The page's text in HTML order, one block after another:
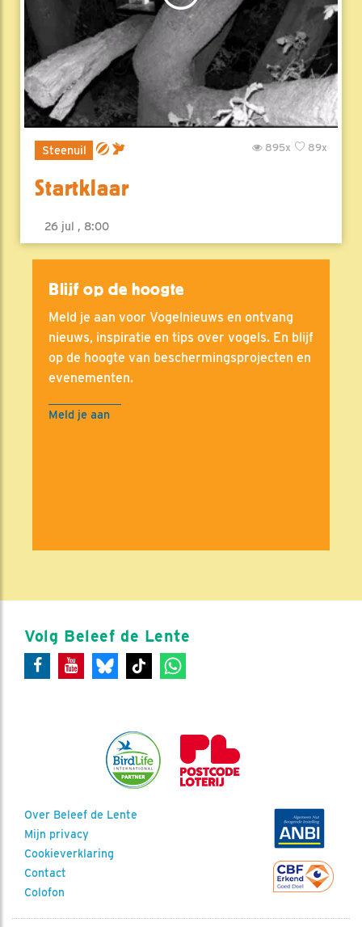
Steenuil 89x
895x
Startklaar
26 jul , 8:00
Blijf op de hoogte
Meld je aan voor Vogelnieuws en ontvang
nieuws, inspiratie en tips over vogels. En blijf
op de hoogte van beschermingsprojecten en
evenementen.
Meld je aan
Volg Beleef de Lente
Over Beleef de Lente
Mijn privacy
Cookieverklaring
Contact
Colofon